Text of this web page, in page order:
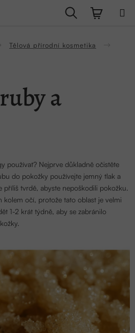
Hledat
Tělová přírodní kosmetika
a
používat? Nejprve důkladně očistěte
do pokožky používejte jemný tlak a
příliš tvrdě, abyste nepoškodili pokožku.
kolem očí, protože tato oblast je velmi
1-2 krát týdně, aby se zabránilo